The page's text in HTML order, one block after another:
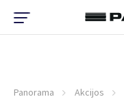
Panorama Akcijos